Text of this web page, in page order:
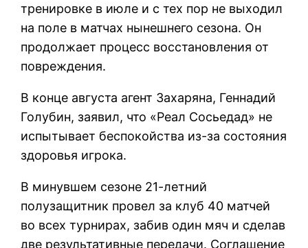
тренировке в июле и с тех пор не выходил
на поле в матчах нынешнего сезона. Он
продолжает процесс восстановления от
повреждения.
В конце августа агент Захаряна, Геннадий
Голубин, заявил, что «Реал Сосьедад» не
испытывает беспокойства из-за состояния
здоровья игрока.
В минувшем сезоне 21-летний
полузащитник провел за клуб 40 матчей
во всех турнирах, забив один мяч и сделав
две результативные передачи. Соглашение